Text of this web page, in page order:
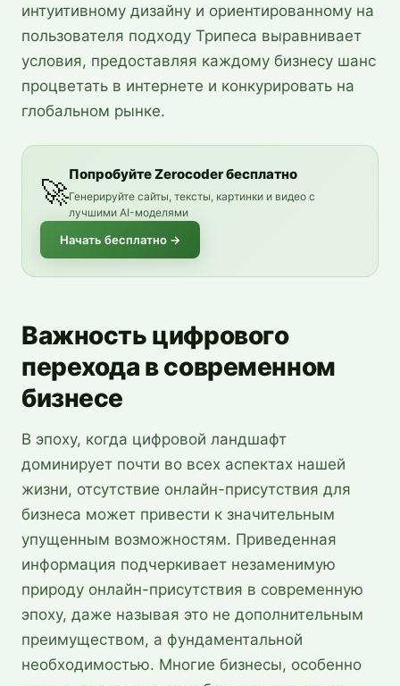
интуитивному дизайну и ориентированному на
пользователя подходу Трипеса выравнивает
условия, предоставляя каждому бизнесу шанс
процветать в интернете и конкурировать на
глобальном рынке.
🚀
Попробуйте Zerocoder бесплатно
Генерируйте сайты, тексты, картинки и видео с
лучшими AI-моделями
Начать бесплатно →
Важность цифрового
перехода в современном
бизнесе
В эпоху, когда цифровой ландшафт
доминирует почти во всех аспектах нашей
жизни, отсутствие онлайн-присутствия для
бизнеса может привести к значительным
упущенным возможностям. Приведенная
информация подчеркивает незаменимую
природу онлайн-присутствия в современную
эпоху, даже называя это не дополнительным
преимуществом, а фундаментальной
необходимостью. Многие бизнесы, особенно